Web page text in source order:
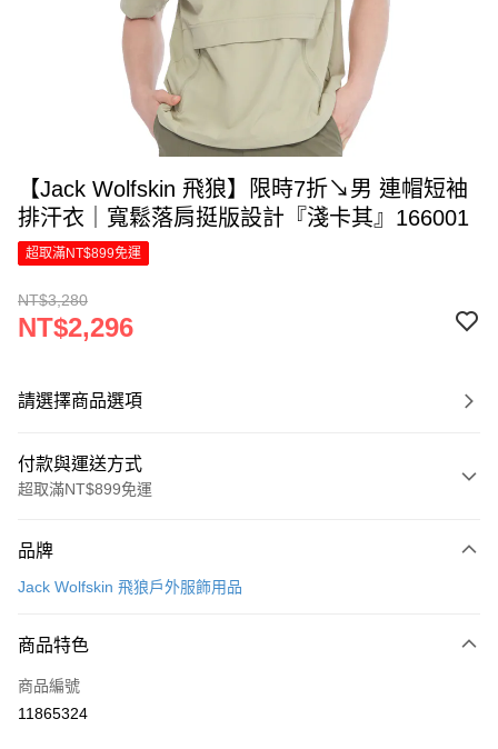
【Jack Wolfskin 飛狼】限時7折↘男 連帽短袖
排汗衣｜寬鬆落肩挺版設計『淺卡其』166001
超取滿NT$899免運
NT$3,280
NT$2,296
請選擇商品選項
付款與運送方式
超取滿NT$899免運
信用卡一次付款
Apple Pay
街口支付
品牌
Jack Wolfskin 飛狼戶外服飾用品
商品特色
商品編號
11865324